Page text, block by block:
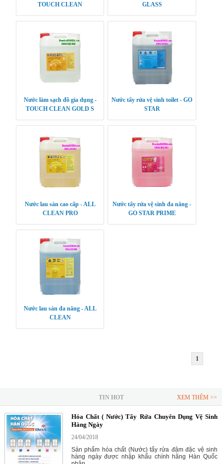
TOUCH CLEAN
GLASS
Nước làm sạch đồ gia dụng -
TOUCH CLEAN GOLD S
Nước tẩy rửa vệ sinh toilet - GO
STAR
Nước lau sàn cao cấp - ALL
CLEAN PRO
Nước tẩy rửa vệ sinh đa năng -
GO STAR PRIME
Nước lau sàn đa năng - ALL
CLEAN
1
TIN HOT XEM THÊM >>
Hóa Chất ( Nước) Tẩy Rửa Chuyên Dụng Vệ Sinh
Hàng Ngày
24/04/2018
Sản phẩm hóa chất (Nước) tẩy rửa đậm đặc vệ sinh
hàng ngày được nhập khẩu chính hãng Hàn Quốc